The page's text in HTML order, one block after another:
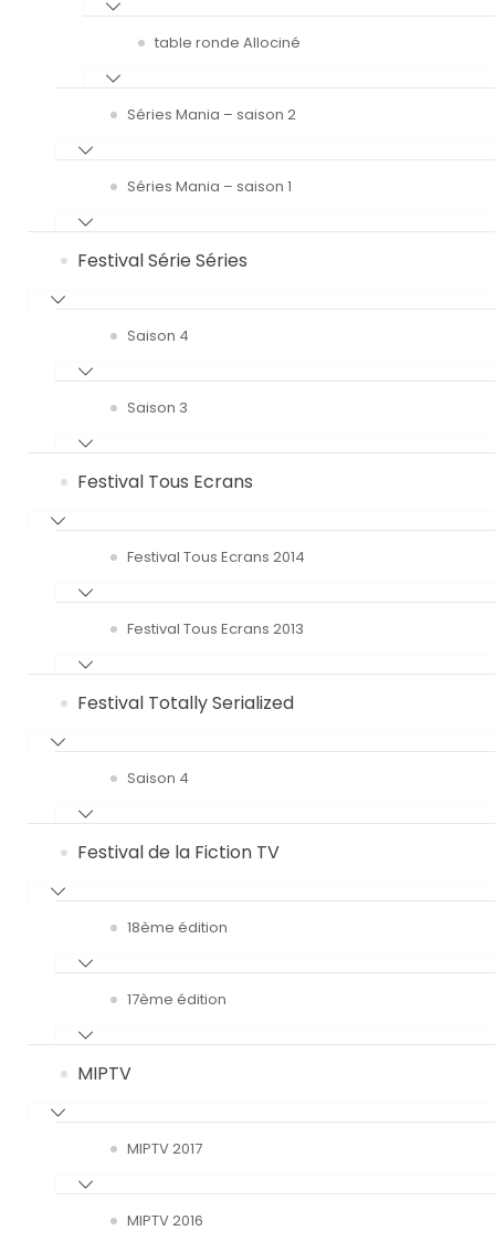
table ronde Allociné
Séries Mania – saison 2
Séries Mania – saison 1
Festival Série Séries
Saison 4
Saison 3
Festival Tous Ecrans
Festival Tous Ecrans 2014
Festival Tous Ecrans 2013
Festival Totally Serialized
Saison 4
Festival de la Fiction TV
18ème édition
17ème édition
MIPTV
MIPTV 2017
MIPTV 2016